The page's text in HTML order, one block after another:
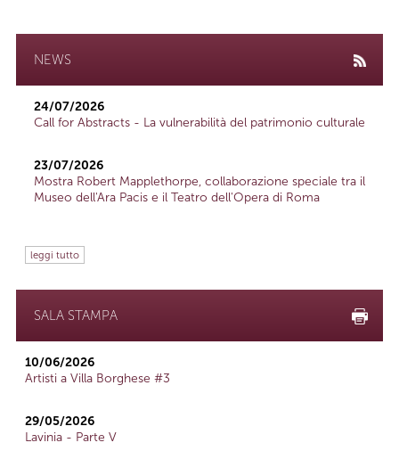
NEWS
24/07/2026
Call for Abstracts - La vulnerabilità del patrimonio culturale
23/07/2026
Mostra Robert Mapplethorpe, collaborazione speciale tra il
Museo dell'Ara Pacis e il Teatro dell'Opera di Roma
leggi tutto
SALA STAMPA
10/06/2026
Artisti a Villa Borghese #3
29/05/2026
Lavinia - Parte V